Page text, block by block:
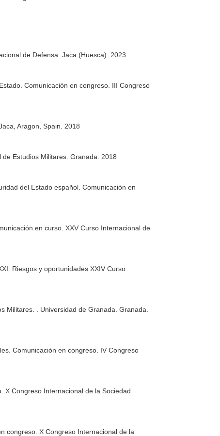
de Defensa. Jaca (Huesca). 2023
Comunicación en congreso. III Congreso
Aragon, Spain. 2018
Estudios Militares. Granada. 2018
del Estado español. Comunicación en
en curso. XXV Curso Internacional de
Riesgos y oportunidades XXIV Curso
Militares. . Universidad de Granada. Granada.
Comunicación en congreso. IV Congreso
X Congreso Internacional de la Sociedad
congreso. X Congreso Internacional de la